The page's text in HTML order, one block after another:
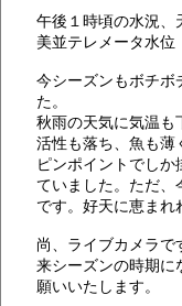
午後１時頃の水況
美並テレメータ水
今シーズンもボチボ
た。
秋雨の天気に気温も
活性も落ち、魚も薄
ピンポイントでしか
ていました。ただ、
です。好天に恵まれ
尚、ライブカメラで
来シーズンの時期に
願いいたします。